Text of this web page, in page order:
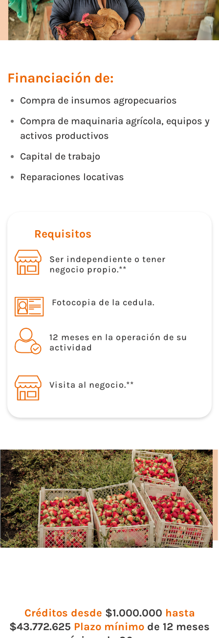
Financiación de:
Compra de insumos agropecuarios
Compra de maquinaria agrícola, equipos y
activos productivos
Capital de trabajo
Reparaciones locativas
Requisitos
Ser independiente o tener
negocio propio.**
Fotocopia de la cedula.
12 meses en la operación de su
actividad
Visita al negocio.**
Créditos desde $1.000.000 hasta
$43.772.625 Plazo mínimo de 12 meses